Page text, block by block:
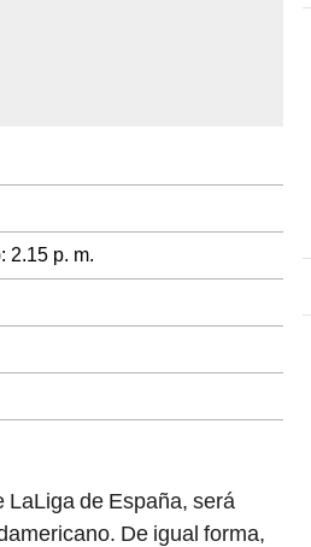
2.15 p. m.
LaLiga de España, será
De igual forma,